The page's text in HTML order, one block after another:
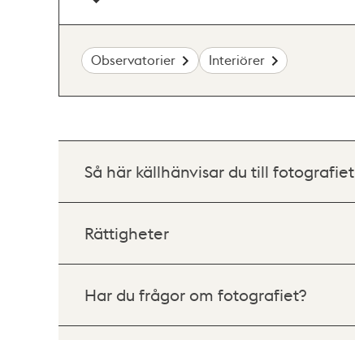
Observatorier Interiörer
Så här källhänvisar du till fotografiet
Rättigheter
Har du frågor om fotografiet?